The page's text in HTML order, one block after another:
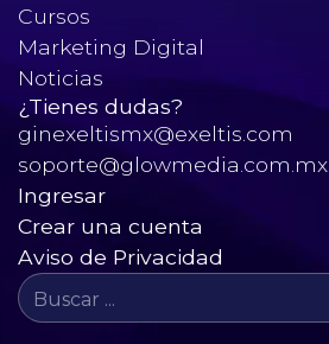
Cursos
Marketing Digital
Noticias
¿Tienes dudas?
ginexeltismx@exeltis.com
soporte@glowmedia.com.mx
Ingresar
Crear una cuenta
Aviso de Privacidad